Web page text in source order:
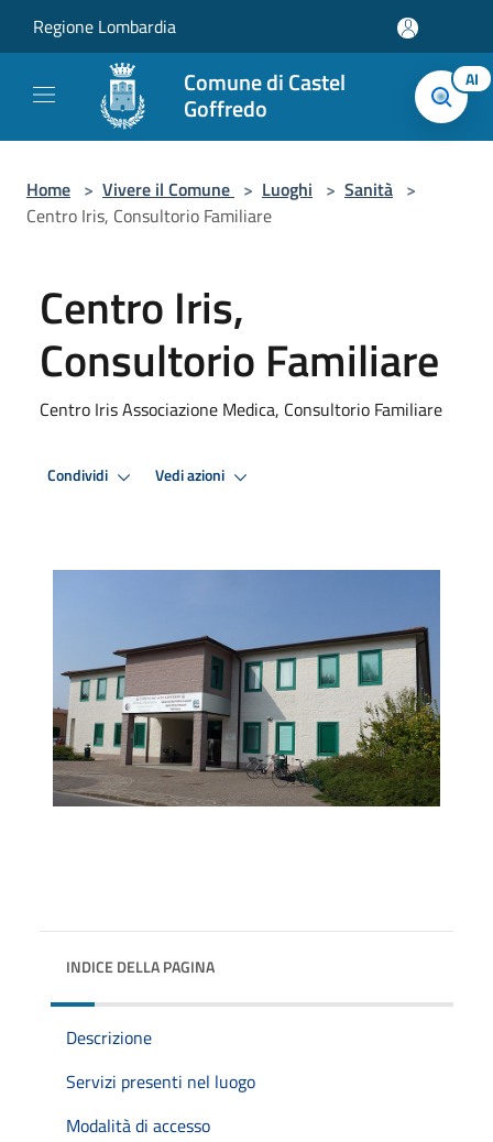
Regione Lombardia
Comune di Castel
Goffredo
AI
Home > Vivere il Comune > Luoghi > Sanità >
Centro Iris, Consultorio Familiare
Centro Iris,
Consultorio Familiare
Centro Iris Associazione Medica, Consultorio Familiare
Condividi Vedi azioni
INDICE DELLA PAGINA
Descrizione
Servizi presenti nel luogo
Modalità di accesso